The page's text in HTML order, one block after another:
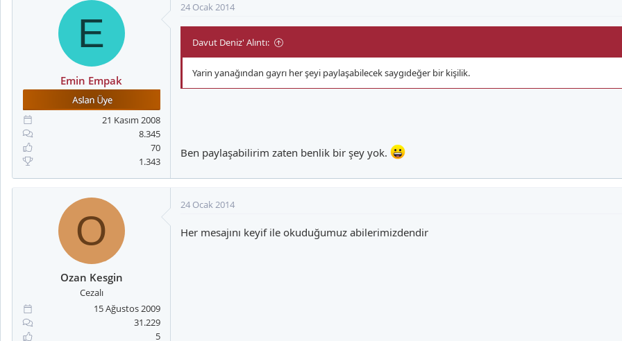
E
Emin Empak
21 Kasım 2008
8.345
70
1.343
24 Ocak 2014
Davut Deniz' Alıntı:
Yarin yanağından gayrı her şeyi paylaşabilecek saygıdeğer bir kişilik.
Ben paylaşabilirim zaten benlik bir şey yok.
O
Ozan Kesgin
Cezalı
15 Ağustos 2009
31.229
5
24 Ocak 2014
Her mesajını keyif ile okuduğumuz abilerimizdendir